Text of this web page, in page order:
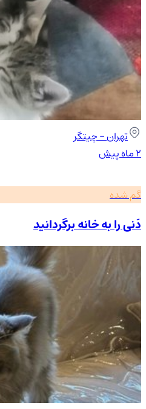
تهران- چیتگر
۲ ماه پیش
گم شده
دَنی را به خانه برگردانید